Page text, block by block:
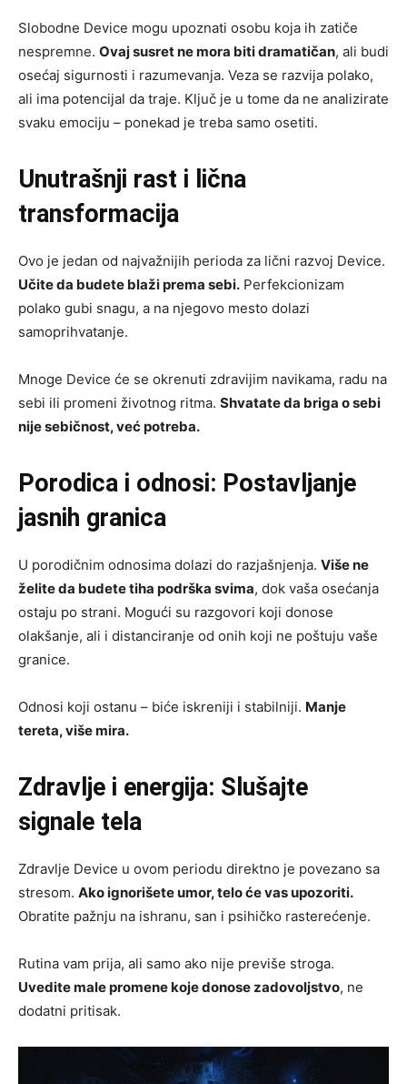
Slobodne Device mogu upoznati osobu koja ih zatiče
nespremne. Ovaj susret ne mora biti dramatičan, ali budi
osećaj sigurnosti i razumevanja. Veza se razvija polako,
ali ima potencijal da traje. Ključ je u tome da ne analizirate
svaku emociju – ponekad je treba samo osetiti.
Unutrašnji rast i lična
transformacija
Ovo je jedan od najvažnijih perioda za lični razvoj Device.
Učite da budete blaži prema sebi. Perfekcionizam
polako gubi snagu, a na njegovo mesto dolazi
samoprihvatanje.
Mnoge Device će se okrenuti zdravijim navikama, radu na
sebi ili promeni životnog ritma. Shvatate da briga o sebi
nije sebičnost, već potreba.
Porodica i odnosi: Postavljanje
jasnih granica
U porodičnim odnosima dolazi do razjašnjenja. Više ne
želite da budete tiha podrška svima, dok vaša osećanja
ostaju po strani. Mogući su razgovori koji donose
olakšanje, ali i distanciranje od onih koji ne poštuju vaše
granice.
Odnosi koji ostanu – biće iskreniji i stabilniji. Manje
tereta, više mira.
Zdravlje i energija: Slušajte
signale tela
Zdravlje Device u ovom periodu direktno je povezano sa
stresom. Ako ignorišete umor, telo će vas upozoriti.
Obratite pažnju na ishranu, san i psihičko rasterećenje.
Rutina vam prija, ali samo ako nije previše stroga.
Uvedite male promene koje donose zadovoljstvo, ne
dodatni pritisak.